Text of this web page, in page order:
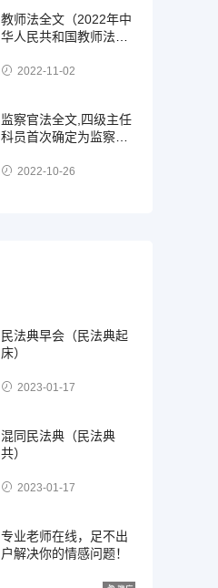
教师法全文（2022年中
华人民共和国教师法全
2022-11-02
监察官法全文,四级主任
科员首次确定为监察
级?2022-10-26
民法典早会（民法典起
床）
2023-01-17
混同民法典（民法典
共）
2023-01-17
专业老师在线，足不出
户解决你的情感问题！